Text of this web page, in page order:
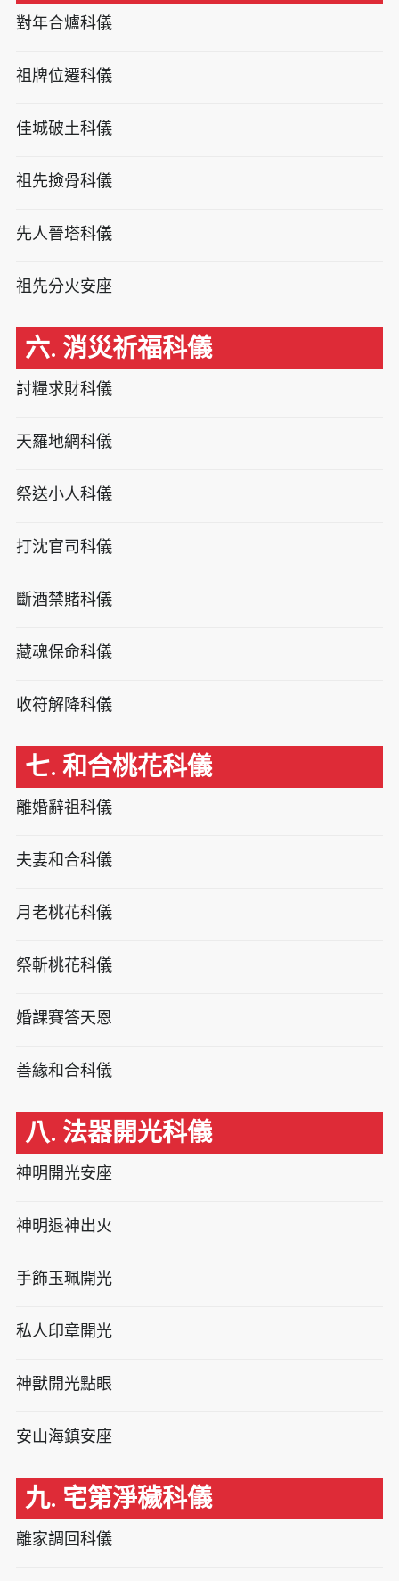
對年合爐科儀
祖牌位遷科儀
佳城破土科儀
祖先撿骨科儀
先人晉塔科儀
祖先分火安座
六. 消災祈福科儀
討糧求財科儀
天羅地網科儀
祭送小人科儀
打沈官司科儀
斷酒禁賭科儀
藏魂保命科儀
收符解降科儀
七. 和合桃花科儀
離婚辭祖科儀
夫妻和合科儀
月老桃花科儀
祭斬桃花科儀
婚課賽答天恩
善緣和合科儀
八. 法器開光科儀
神明開光安座
神明退神出火
手飾玉珮開光
私人印章開光
神獸開光點眼
安山海鎮安座
九. 宅第淨穢科儀
離家調回科儀